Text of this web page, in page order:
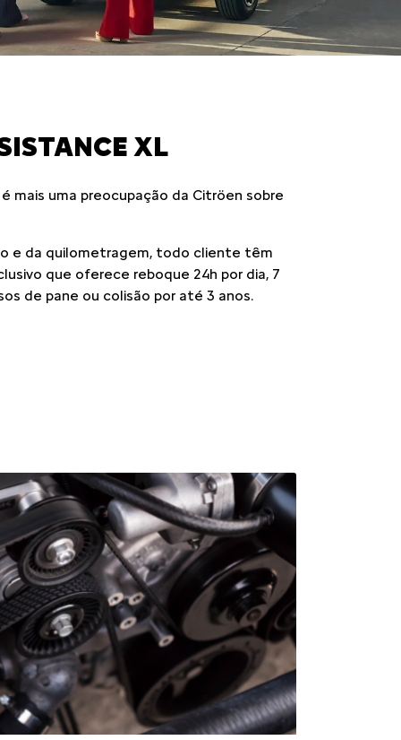
XL
mais uma preocupação da Citröen sobre
e da quilometragem, todo cliente têm
que oferece reboque 24h por dia, 7
de pane ou colisão por até 3 anos.